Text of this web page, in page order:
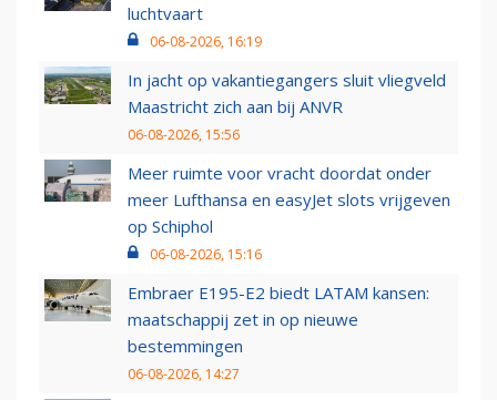
luchtvaart
06-08-2026, 16:19
In jacht op vakantiegangers sluit vliegveld
Maastricht zich aan bij ANVR
06-08-2026, 15:56
Meer ruimte voor vracht doordat onder
meer Lufthansa en easyJet slots vrijgeven
op Schiphol
06-08-2026, 15:16
Embraer E195-E2 biedt LATAM kansen:
maatschappij zet in op nieuwe
bestemmingen
06-08-2026, 14:27